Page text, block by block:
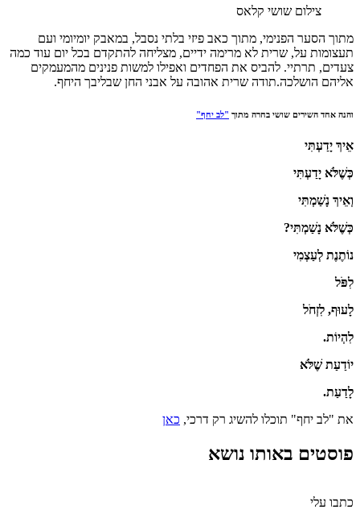
צילום שושי קלאס
מתוך הסער הפנימי, מתוך כאב פיזי בלתי נסבל, במאבק יומיומי ועם
תעצומות על, שרית לא מרימה ידיים, מצליחה להתקדם בכל יום עוד כמה
צעדים, תרתיי. להביס את הפחדים ואפילו למשות פנינים מהמעמקים
אליהם הושלכה.תודה שרית אהובה על אבני החן שבליבך היחף.
והנה אחד השירים שושי בחרה מתוך "לב יחף"
אֵיךְ יָדַעְתִּי
כְּשֶׁלֹּא יָדַעְתִּי
וְאֵיךְ נָשַׁמְתִּי
כְּשֶׁלֹּא נָשַׁמְתִּי?
נוֹתֶנֶת לְעַצְמִי
לִפֹּל
לָעוּף, לִזְחֹל
לִהְיוֹת.
יוֹדַעַת שֶׁלֹּא
לָדַעַת.
את "לב יחף" תוכלו להשיג רק דרכי, כאן
פוסטים באותו נושא
כתבו עלי